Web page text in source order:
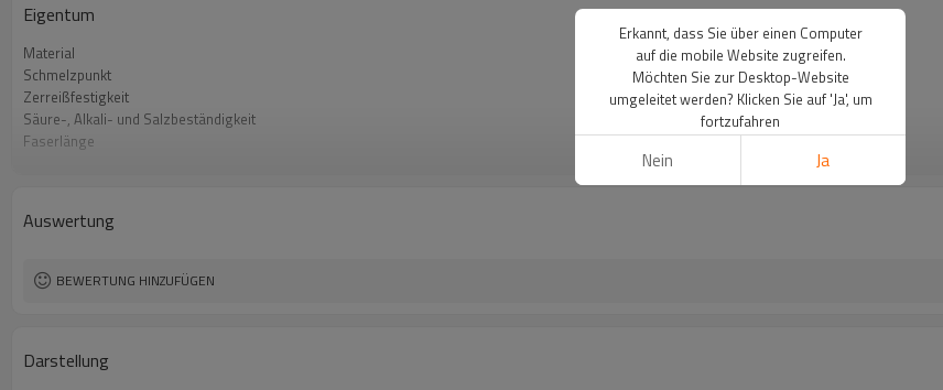
Eigentum
Material
Schmelzpunkt
Zerreißfestigkeit
Säure-, Alkali- und Salzbeständigkeit
Faserlänge
Bruchdehnung
Auswertung
BEWERTUNG HINZUFÜGEN
Darstellung
Erkannt, dass Sie über einen Computer
auf die mobile Website zugreifen.
Möchten Sie zur Desktop-Website
umgeleitet werden? Klicken Sie auf 'Ja', um
fortzufahren
Nein Ja